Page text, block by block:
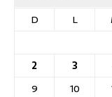
D
L
2
3
9
10